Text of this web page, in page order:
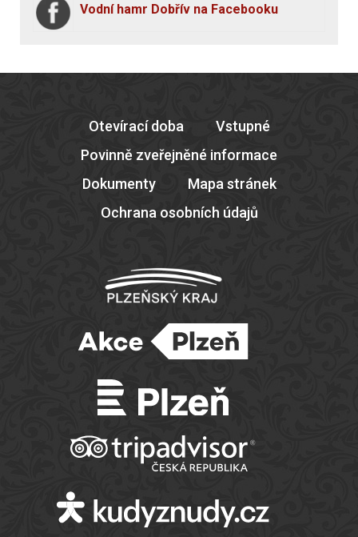
Vodní hamr Dobřív na Facebooku
Otevírací doba
Vstupné
Povinně zveřejněné informace
Dokumenty
Mapa stránek
Ochrana osobních údajů